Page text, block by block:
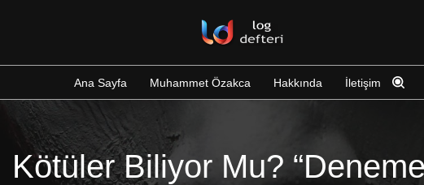
Ana Sayfa Muhammet Özakca Hakkında İletişim
Kötüler Biliyor Mu?